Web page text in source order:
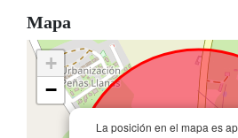
Mapa
La posición en el mapa es
+
−